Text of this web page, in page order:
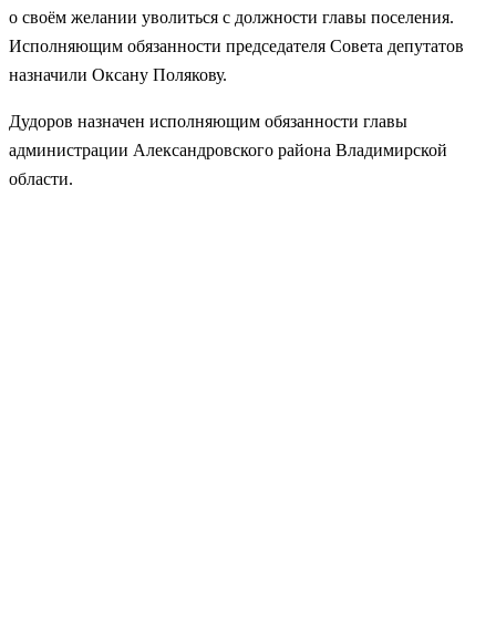
о своём желании уволиться с должности главы поселения.
Исполняющим обязанности председателя Совета депутатов
назначили Оксану Полякову.
Дудоров назначен исполняющим обязанности главы
администрации Александровского района Владимирской
области.